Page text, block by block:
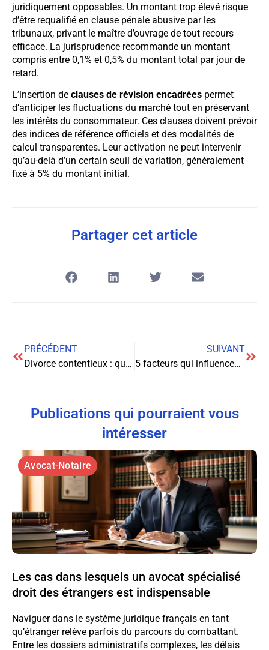
juridiquement opposables. Un montant trop élevé risque
d’être requalifié en clause pénale abusive par les
tribunaux, privant le maître d’ouvrage de tout recours
efficace. La jurisprudence recommande un montant
compris entre 0,1% et 0,5% du montant total par jour de
retard.
L’insertion de clauses de révision encadrées permet
d’anticiper les fluctuations du marché tout en préservant
les intérêts du consommateur. Ces clauses doivent prévoir
des indices de référence officiels et des modalités de
calcul transparentes. Leur activation ne peut intervenir
qu’au-delà d’un certain seuil de variation, généralement
fixé à 5% du montant initial.
Partager cet article
PRÉCÉDENT
Divorce contentieux : quand et pourquoi faire appel à un avocat spécialisé ?
SUIVANT
5 facteurs qui influencent le salaire moyen aux USA dans la justice
Publications qui pourraient vous
intéresser
Avocat-Notaire
Les cas dans lesquels un avocat spécialisé
droit des étrangers est indispensable
Naviguer dans le système juridique français en tant
qu’étranger relève parfois du parcours du combattant.
Entre les dossiers administratifs complexes, les délais